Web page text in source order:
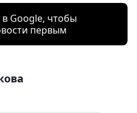
Google, чтобы
первым